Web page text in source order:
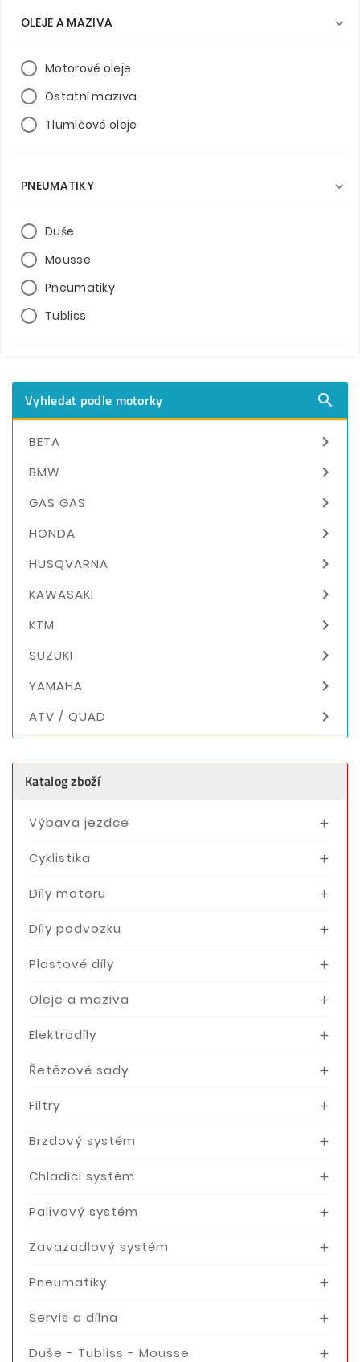
OLEJE A MAZIVA 
Motorové oleje
Ostatní maziva
Tlumičové oleje
PNEUMATIKY 
Duše
Mousse
Pneumatiky
Tubliss
Vyhledat podle motorky 
BETA 
BMW 
GAS GAS 
HONDA 
HUSQVARNA 
KAWASAKI 
KTM 
SUZUKI 
YAMAHA 
ATV / QUAD 
Katalog zboží
Výbava jezdce 
Cyklistika 
Díly motoru 
Díly podvozku 
Plastové díly 
Oleje a maziva 
Elektrodíly 
Řetězové sady 
Filtry 
Brzdový systém 
Chladící systém 
Palivový systém 
Zavazadlový systém 
Pneumatiky 
Servis a dílna 
Duše - Tubliss - Mousse 